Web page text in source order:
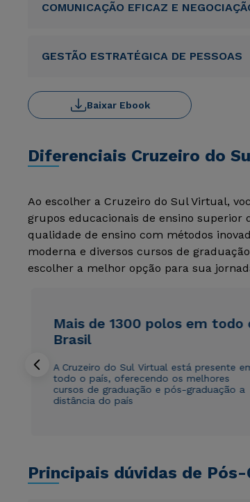
COMUNICAÇÃO EFICAZ E
GESTÃO ESTRATÉGICA DE PESSOAS
Baixar Ebook
Diferenciais Cruzeiro do
Ao escolher a Cruzeiro do Sul Virtual,
grupos educacionais de ensino superior
qualidade de ensino com métodos
moderna e diversos cursos de
escolher a melhor opção para sua
Mais de 1300 polos em todo
Brasil
A Cruzeiro do Sul Virtual está presente
todo o país, oferecendo os melhores
cursos de graduação e pós-graduação a
distância do país
Principais dúvidas de Pós-